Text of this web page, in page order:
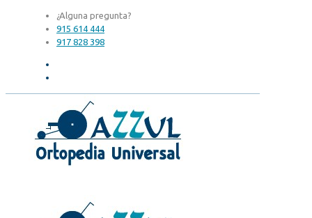
¿Alguna pregunta?
915 614 444
917 828 398